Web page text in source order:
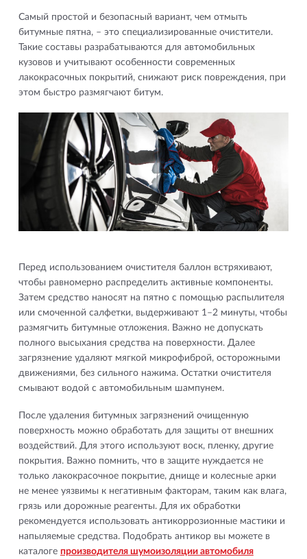
Самый простой и безопасный вариант, чем отмыть
битумные пятна, – это специализированные очистители.
Такие составы разрабатываются для автомобильных
кузовов и учитывают особенности современных
лакокрасочных покрытий, снижают риск повреждения, при
этом быстро размягчают битум.
Перед использованием очистителя баллон встряхивают,
чтобы равномерно распределить активные компоненты.
Затем средство наносят на пятно с помощью распылителя
или смоченной салфетки, выдерживают 1–2 минуты, чтобы
размягчить битумные отложения. Важно не допускать
полного высыхания средства на поверхности. Далее
загрязнение удаляют мягкой микрофиброй, осторожными
движениями, без сильного нажима. Остатки очистителя
смывают водой с автомобильным шампунем.
После удаления битумных загрязнений очищенную
поверхность можно обработать для защиты от внешних
воздействий. Для этого используют воск, пленку, другие
покрытия. Важно помнить, что в защите нуждается не
только лакокрасочное покрытие, днище и колесные арки
не менее уязвимы к негативным факторам, таким как влага,
грязь или дорожные реагенты. Для их обработки
рекомендуется использовать антикоррозионные мастики и
напыляемые средства. Подобрать антикор вы можете в
каталоге производителя шумоизоляции автомобиля